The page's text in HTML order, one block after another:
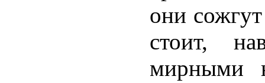
они
стоит,
мирными